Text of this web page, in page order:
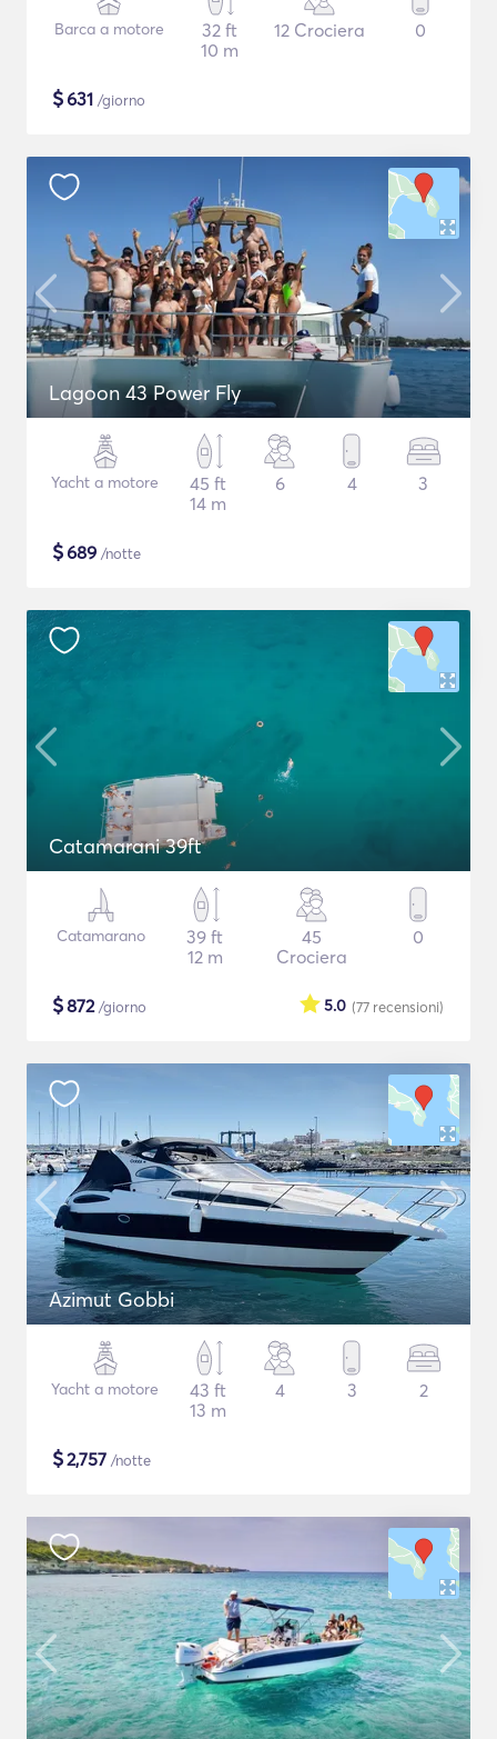
Barca a motore
32 ft
10 m
12 Crociera 0
$631 /giorno
Lagoon 43 Power Fly
Yacht a motore
45 ft
14 m
6 4 3
$689 /notte
Catamarani 39ft
Catamarano
39 ft
12 m
45
Crociera
0
$872/giorno (77 recensioni)
5.0
Azimut Gobbi
Yacht a motore
43 ft
13 m
4 3 2
$2,757 /notte